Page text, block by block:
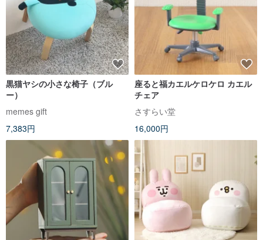
黒猫ヤシの小さな椅子（ブル
ー）
memes gift
7,383円
座ると福カエルケロケロ カエル
チェア
さすらい堂
16,000円